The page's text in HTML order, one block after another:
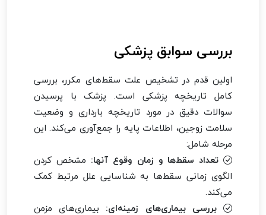
بررسی سوابق پزشکی
اولین قدم در تشخیص علت سقط‌های مکرر، بررسی
کامل تاریخچه پزشکی است. پزشک با پرسیدن
سوالات دقیق در مورد تاریخچه بارداری و وضعیت
سلامت زوجین، اطلاعات پایه را جمع‌آوری می‌کند. این
مرحله شامل:
تعداد سقط‌ها و زمان وقوع آنها: مشخص کردن
الگوی زمانی سقط‌ها به شناسایی علل مرتبط کمک
می‌کند.
بررسی بیماری‌های زمینه‌ای: بیماری‌های مزمن